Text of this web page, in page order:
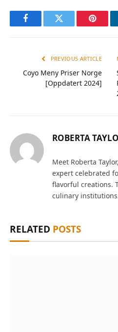
FacebookTwitter
PREVIOUS ARTICLE
Coyo Meny Priser Norge
[Oppdatert 2024]
ROBERTA
Meet Roberta
expert celebrated
flavorful creations.
culinary
RELATED POSTS